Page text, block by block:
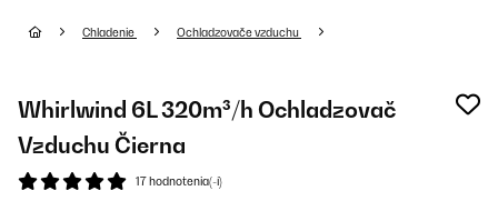
Chladenie Ochladzovače vzduchu
Whirlwind 6L 320m³/h Ochladzovač
Vzduchu Čierna
17 hodnotenia(-í)